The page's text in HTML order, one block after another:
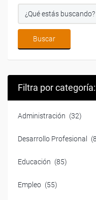
Filtra por categoría:
Administración (32)
Desarrollo Profesional
Educación (85)
Empleo (55)